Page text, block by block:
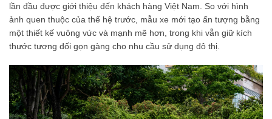
lần đầu được giới thiệu đến khách hàng Việt Nam. So với hình
ảnh quen thuộc của thế hệ trước, mẫu xe mới tạo ấn tượng bằng
một thiết kế vuông vức và mạnh mẽ hơn, trong khi vẫn giữ kích
thước tương đối gọn gàng cho nhu cầu sử dụng đô thị.